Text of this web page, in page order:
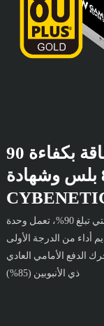
حاصل على شهادة 80 بلس وشهادة
بفضل كفاءتها التي تبلغ 90%، تعمل وحدة ESG1200W GOLD على زيادة
أي أعلى بنسبة 8% من محرك الدفع الأمامي العادي
ذي الأنبوبين (85%)